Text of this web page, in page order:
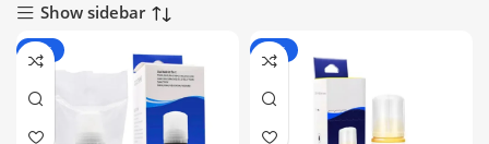
Show sidebar
-20% -16%